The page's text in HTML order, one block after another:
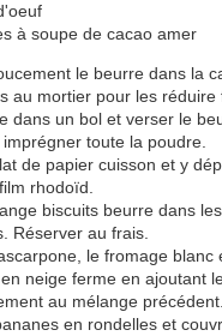
à soupe de cacao amer
le beurre dans la
au mortier pour les réduire
dans un bol et verser le
toute la poudre.
de papier cuisson et y
rhodoïd.
biscuits beurre dans
Réserver au frais.
le fromage blanc
neige ferme en ajoutant
au mélange précédent.
en rondelles et